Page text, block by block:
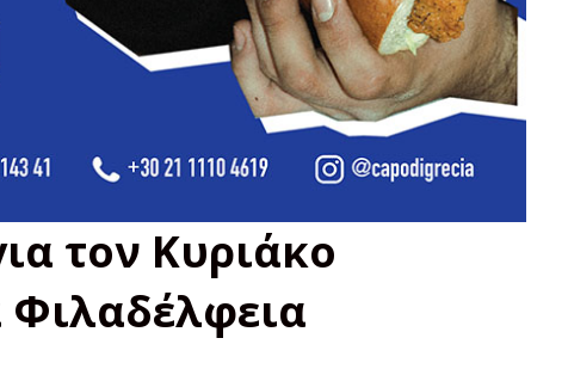
τον Κυριάκο